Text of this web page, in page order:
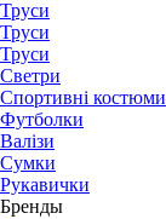
Труси
Труси
Труси
Светри
Спортивні костюми
Футболки
Валізи
Сумки
Рукавички
Бренды